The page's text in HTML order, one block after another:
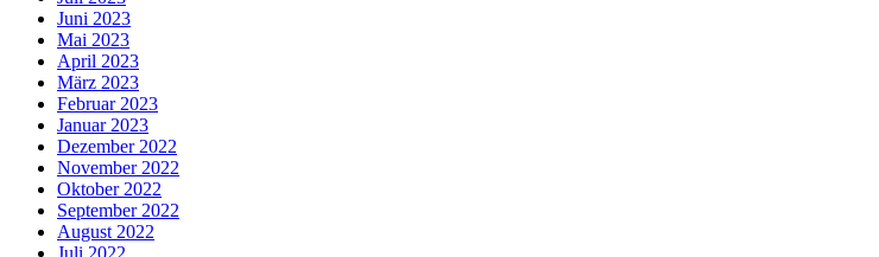
Juni 2023
Mai 2023
April 2023
März 2023
Februar 2023
Januar 2023
Dezember 2022
November 2022
Oktober 2022
September 2022
August 2022
Juli 2022